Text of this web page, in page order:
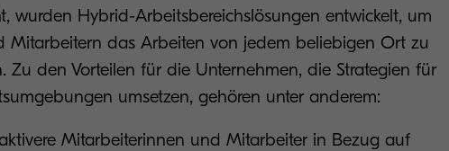
wurden Hybrid-Arbeitsbereichslösungen entwickelt, um
Mitarbeitern das Arbeiten von jedem beliebigen Ort zu
Zu den Vorteilen für die Unternehmen, die Strategien für
umsetzen, gehören unter anderem:
Mitarbeiterinnen und Mitarbeiter in Bezug auf